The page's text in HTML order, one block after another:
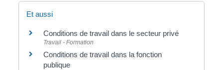
Et aussi
Conditions de travail dans le secteur privé
Travail - Formation
Conditions de travail dans la fonction
publique